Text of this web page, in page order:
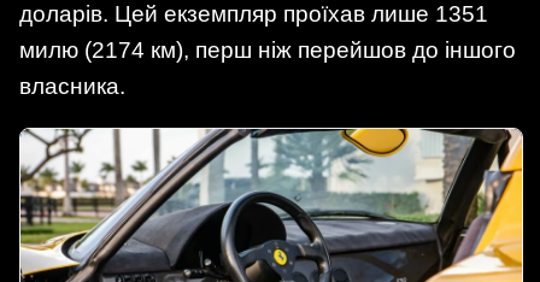
доларів. Цей екземпляр проїхав лише 1351
милю (2174 км), перш ніж перейшов до іншого
власника.